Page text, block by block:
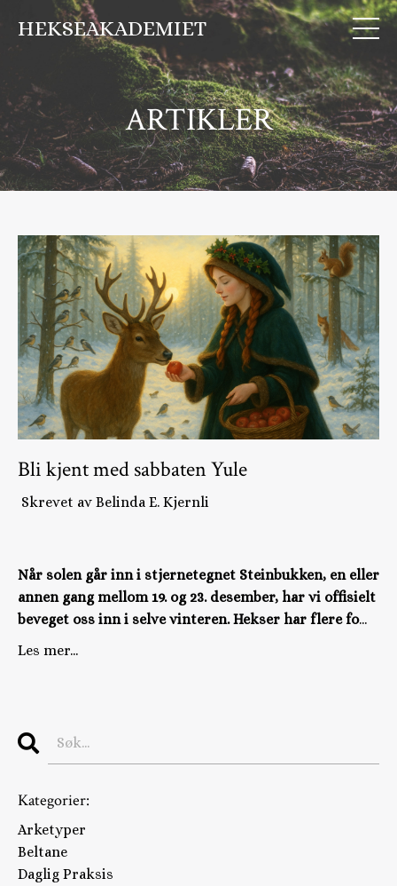
HEKSEAKADEMIET
ARTIKLER
Bli kjent med sabbaten Yule
Skrevet av Belinda E. Kjernli
Når solen går inn i stjernetegnet Steinbukken, en eller
annen gang mellom 19. og 23. desember, har vi offisielt
beveget oss inn i selve vinteren. Hekser har flere fo...
Les mer...
Kategorier:
Arketyper
Beltane
Daglig Praksis